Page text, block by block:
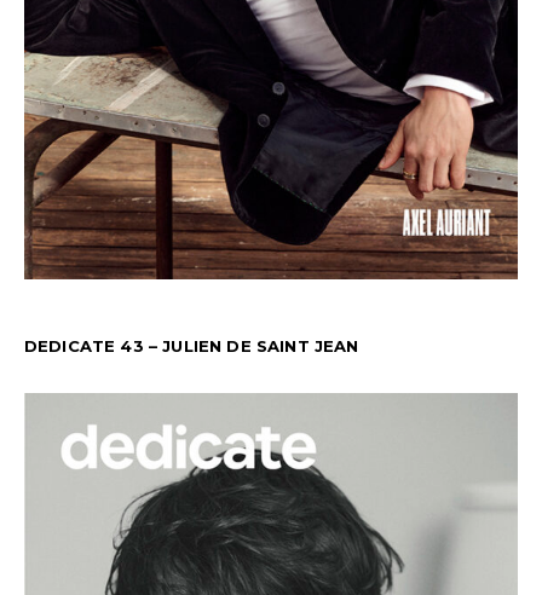
DEDICATE 43 – JULIEN DE SAINT JEAN